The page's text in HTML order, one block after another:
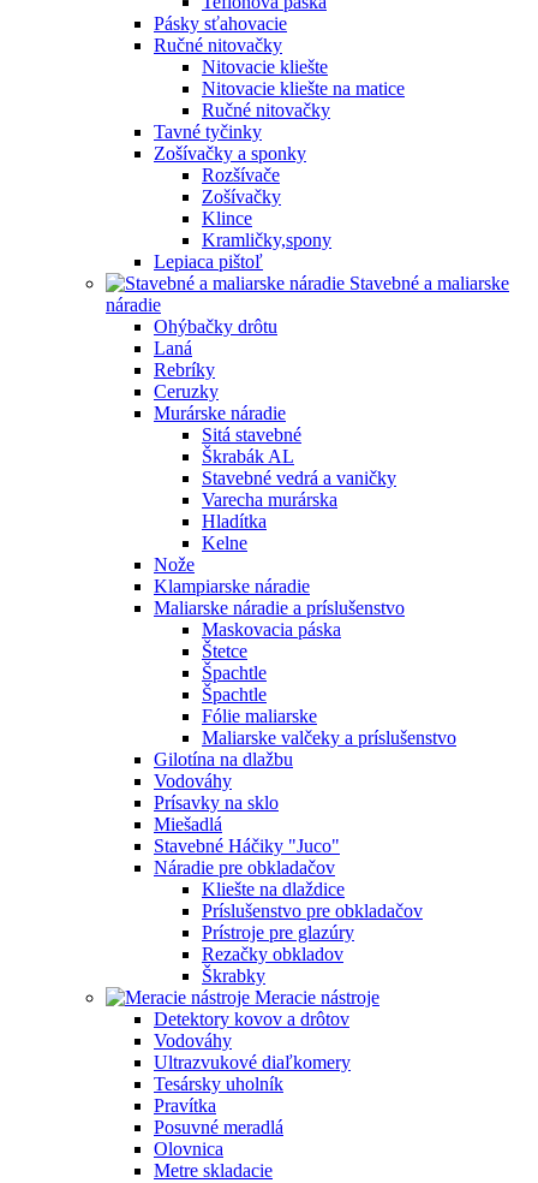
Pásky sťahovacie
Ručné nitovačky
Nitovacie kliešte
Nitovacie kliešte na matice
Ručné nitovačky
Tavné tyčinky
Zošívačky a sponky
Rozšívače
Zošívačky
Klince
Kramličky,spony
Lepiaca pištoľ
Stavebné a maliarske
náradie
Ohýbačky drôtu
Laná
Rebríky
Ceruzky
Murárske náradie
Sitá stavebné
Škrabák AL
Stavebné vedrá a vaničky
Varecha murárska
Hladítka
Kelne
Nože
Klampiarske náradie
Maliarske náradie a príslušenstvo
Maskovacia páska
Štetce
Špachtle
Špachtle
Fólie maliarske
Maliarske valčeky a príslušenstvo
Gilotína na dlažbu
Vodováhy
Prísavky na sklo
Miešadlá
Stavebné Háčiky "Juco"
Náradie pre obkladačov
Kliešte na dlaždice
Príslušenstvo pre obkladačov
Prístroje pre glazúry
Rezačky obkladov
Škrabky
Meracie nástroje
Detektory kovov a drôtov
Vodováhy
Ultrazvukové diaľkomery
Tesársky uholník
Pravítka
Posuvné meradlá
Olovnica
Metre skladacie